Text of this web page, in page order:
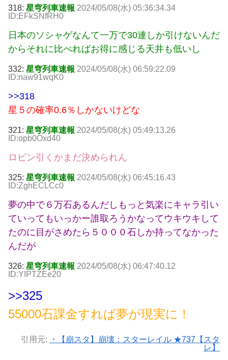
318: 星穹列車速報 2024/05/08(水) 05:36:34.34
ID:EFkSNfRH0
日本のソシャゲなんて一万で30連しか引けないんだ
からそれに比べればお得に感じる天井も低いし
332: 星穹列車速報 2024/05/08(水) 06:59:22.09
ID:naw91wqK0
>>318
星５の確率0.6％しかないけどな
321: 星穹列車速報 2024/05/08(水) 05:49:13.26
ID:opb0Oxd40
ロビン引くかまだ決められん
325: 星穹列車速報 2024/05/08(水) 06:45:16.43
ID:ZghECLCc0
夢の中で６万石あるんだしもっと気楽にキャラ引い
ていってもいっかー誰取ろうかなってウキウキして
たのに目がさめたら５０００石しか持ってなかった
んだが
326: 星穹列車速報 2024/05/08(水) 06:47:40.12
ID:YIPTZEe20
>>325
55000石課金すれば夢が現実に！
引用元:
・【崩スタ】崩壊：スターレイル ★737【スタ
レ】